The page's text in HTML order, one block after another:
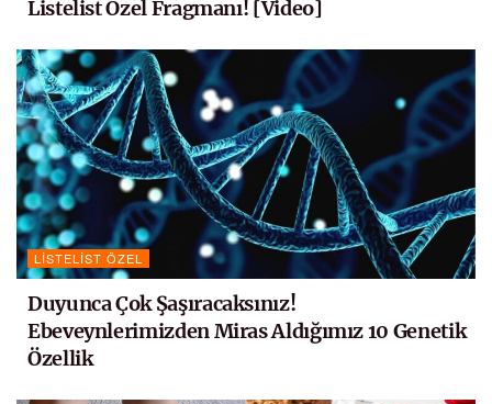
Listelist Özel Fragmanı! [Video]
LISTELIST ÖZEL
Duyunca Çok Şaşıracaksınız!
Ebeveynlerimizden Miras Aldığımız 10 Genetik
Özellik